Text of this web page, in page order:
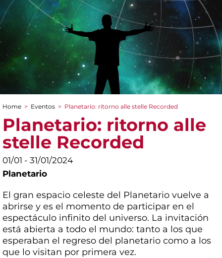
You are here
Home > Eventos > Planetario: ritorno alle stelle Recorded
Planetario: ritorno alle
stelle Recorded
01/01 - 31/01/2024
Planetario
El gran espacio celeste del Planetario vuelve a
abrirse y es el momento de participar en el
espectáculo infinito del universo. La invitación
está abierta a todo el mundo: tanto a los que
esperaban el regreso del planetario como a los
que lo visitan por primera vez.